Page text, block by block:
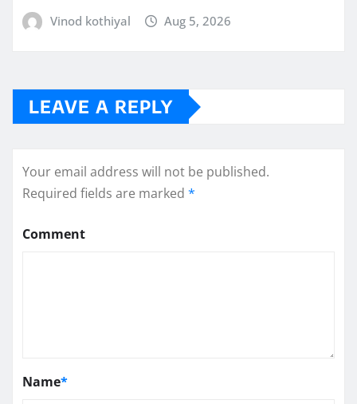
Vinod kothiyal Aug 5, 2026
LEAVE A REPLY
Your email address will not be published.
Required fields are marked *
Comment
Name*